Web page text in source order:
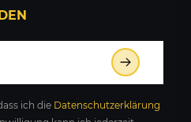
ich die Daten­schutz­erklärung